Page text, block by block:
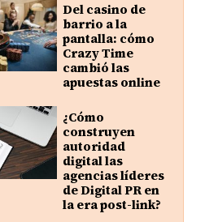
Del casino de
barrio a la
pantalla: cómo
Crazy Time
cambió las
apuestas online
¿Cómo
construyen
autoridad
digital las
agencias líderes
de Digital PR en
la era post-link?